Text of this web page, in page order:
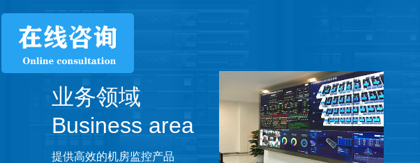
业务领域
Business area
提供高效的机房监控产品